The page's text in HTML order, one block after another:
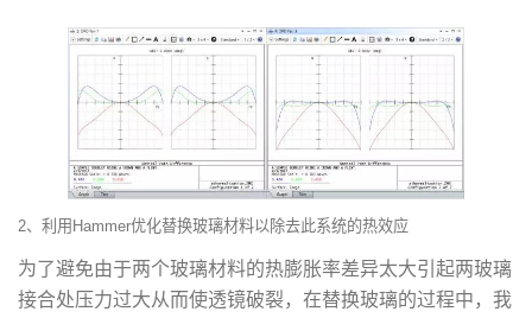
2、利用Hammer优化替换玻璃材料以除去此系统的热效应
为了避免由于两个玻璃材料的热膨胀率差异太大引起两玻璃
接合处压力过大从而使透镜破裂，在替换玻璃的过程中，我